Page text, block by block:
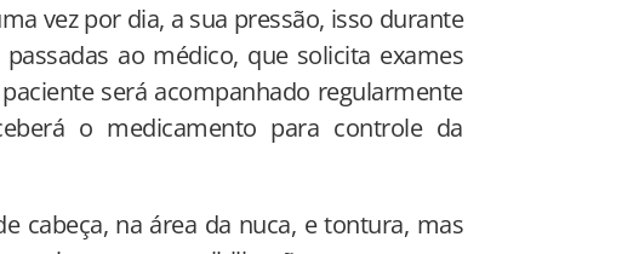
vez por dia, a sua pressão, isso durante
ao médico, que solicita exames
será acompanhado regularmente
o medicamento para controle da
cabeça, na área da nuca, e tontura, mas